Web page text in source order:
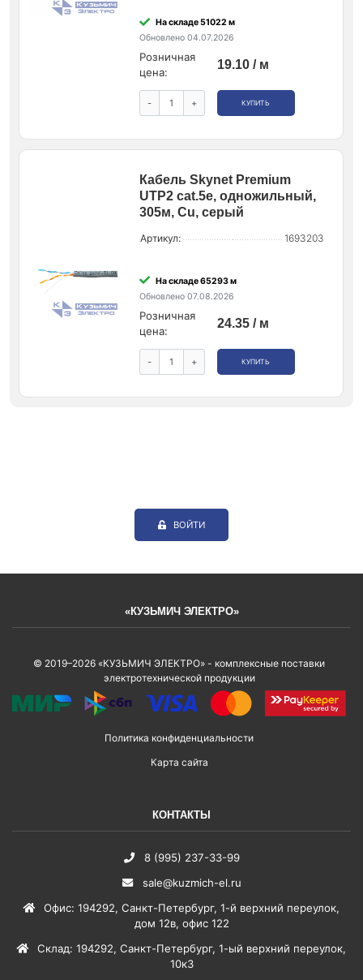
На складе 51022 м
Обновлено 04.07.2026
Розничная
цена:
19.10 / м
- + КУПИТЬ
Кабель Skynet Premium
UTP2 cat.5е, одножильный,
305м, Cu, серый
Артикул: 1693203
На складе 65293 м
Обновлено 07.08.2026
Розничная
цена:
24.35 / м
- + КУПИТЬ
ВОЙТИ
«КУЗЬМИЧ ЭЛЕКТРО»
© 2019–2026 «КУЗЬМИЧ ЭЛЕКТРО» - комплексные поставки
электротехнической продукции
Политика конфиденциальности
Карта сайта
КОНТАКТЫ
8 (995) 237-33-99
sale@kuzmich-el.ru
Офис: 194292, Санкт-Петербург, 1-й верхний переулок,
дом 12в, офис 122
Склад: 194292, Санкт-Петербург, 1-ый верхний переулок,
10к3